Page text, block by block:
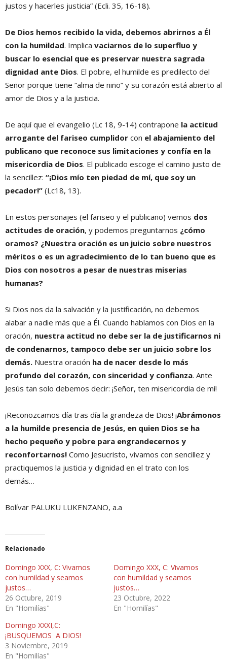
justos y hacerles justicia” (Ecli. 35, 16-18).
De Dios hemos recibido la vida, debemos abrirnos a Él
con la humildad. Implica vaciarnos de lo superfluo y
buscar lo esencial que es preservar nuestra sagrada
dignidad ante Dios. El pobre, el humilde es predilecto del
Señor porque tiene “alma de niño” y su corazón está abierto al
amor de Dios y a la justicia.
De aquí que el evangelio (Lc 18, 9-14) contrapone la actitud
arrogante del fariseo cumplidor con el abajamiento del
publicano que reconoce sus limitaciones y confía en la
misericordia de Dios. El publicado escoge el camino justo de
la sencillez: “¡Dios mío ten piedad de mí, que soy un
pecador!” (Lc18, 13).
En estos personajes (el fariseo y el publicano) vemos dos
actitudes de oración, y podemos preguntarnos ¿cómo
oramos? ¿Nuestra oración es un juicio sobre nuestros
méritos o es un agradecimiento de lo tan bueno que es
Dios con nosotros a pesar de nuestras miserias
humanas?
Si Dios nos da la salvación y la justificación, no debemos
alabar a nadie más que a Él. Cuando hablamos con Dios en la
oración, nuestra actitud no debe ser la de justificarnos ni
de condenarnos, tampoco debe ser un juicio sobre los
demás. Nuestra oración ha de nacer desde lo más
profundo del corazón, con sinceridad y confianza. Ante
Jesús tan solo debemos decir: ¡Señor, ten misericordia de mí!
¡Reconozcamos día tras día la grandeza de Dios! ¡Abrámonos
a la humilde presencia de Jesús, en quien Dios se ha
hecho pequeño y pobre para engrandecernos y
reconfortarnos! Como Jesucristo, vivamos con sencillez y
practiquemos la justicia y dignidad en el trato con los
demás…
Bolívar PALUKU LUKENZANO, a.a
Relacionado
Domingo XXX, C: Vivamos
con humildad y seamos
justos…
26 Octubre, 2019
En "Homilías"
Domingo XXX, C: Vivamos
con humildad y seamos
justos…
23 Octubre, 2022
En "Homilías"
Domingo XXXI,C:
¡BUSQUEMOS A DIOS!
3 Noviembre, 2019
En "Homilías"